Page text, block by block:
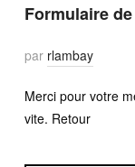
Formulaire
par rlambay
Merci pour votre
vite. Retour